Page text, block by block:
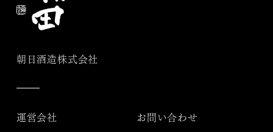
朝日酒造株式会社
運営会社 お問い合わせ